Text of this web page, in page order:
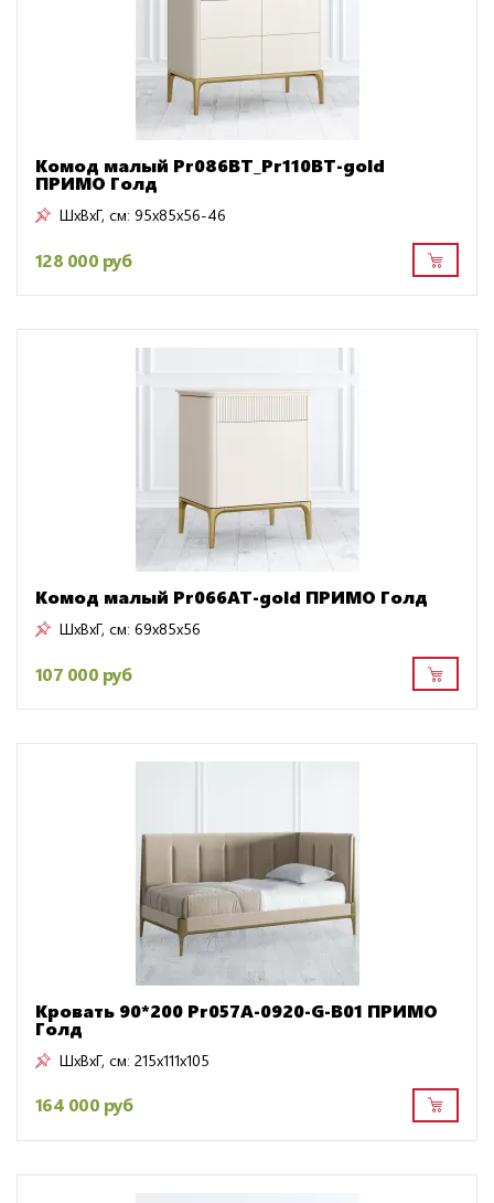
Комод малый Pr086BT_Pr110BT-gold
ПРИМО Голд
ШxВxГ, см: 95x85x56-46
128 000 руб
Комод малый Pr066AT-gold ПРИМО Голд
ШxВxГ, см: 69x85x56
107 000 руб
Кровать 90*200 Pr057A-0920-G-B01 ПРИМО
Голд
ШxВxГ, см: 215x111x105
164 000 руб